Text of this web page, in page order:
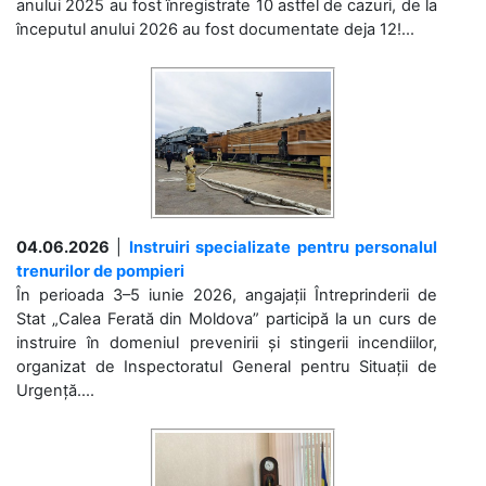
anului 2025 au fost înregistrate 10 astfel de cazuri, de la
începutul anului 2026 au fost documentate deja 12!...
04.06.2026
Instruiri specializate pentru personalul
trenurilor de pompieri
În perioada 3–5 iunie 2026, angajații Întreprinderii de
Stat „Calea Ferată din Moldova” participă la un curs de
instruire în domeniul prevenirii și stingerii incendiilor,
organizat de Inspectoratul General pentru Situații de
Urgență....